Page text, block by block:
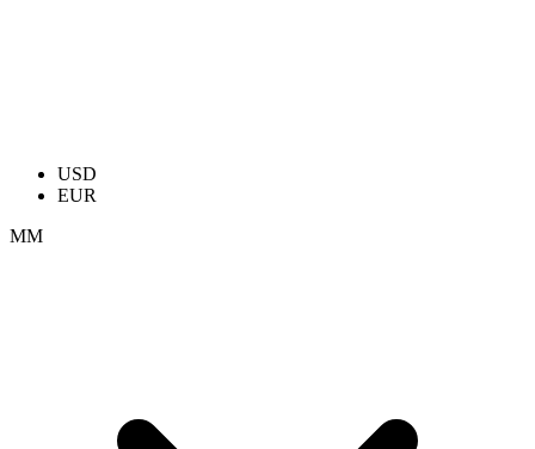
USD
EUR
ММ